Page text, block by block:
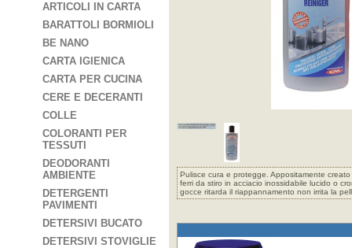
ARTICOLI IN CARTA
BARATTOLI BORMIOLI
BE NANO
CARTA IGIENICA
CARTA PER CUCINA
CERE E DECERANTI
COLLE
COLORANTI PER
TESSUTI
DEODORANTI
AMBIENTE
DETERGENTI
PAVIMENTI
DETERSIVI BUCATO
DETERSIVI STOVIGLIE
Pulisce cura e protegge. Appositamente
ferri da stiro in acciacio inossidabile lucido o
gocce ritarda il riappannamento non irrita la